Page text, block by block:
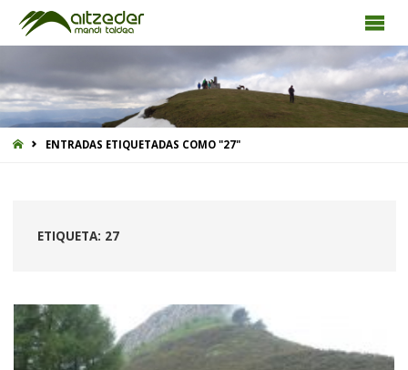
INICIOENTRADAS ETIQUETADAS COMO "27"
ETIQUETA: 27